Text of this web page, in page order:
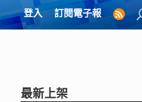
登入 訂閱電子報
最新上架